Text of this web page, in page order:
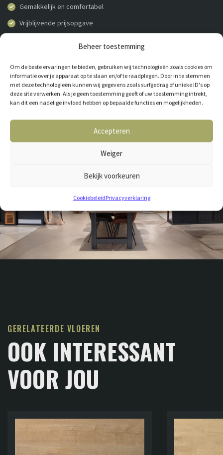
Beheer toestemming
Om de beste ervaringen te bieden, gebruiken wij technologieën zoals cookies om
informatie over je apparaat op te slaan en/of te raadplegen. Door in te stemmen
met deze technologieën kunnen wij gegevens zoals surfgedrag of unieke ID's op
deze site verwerken. Als je geen toestemming geeft of uw toestemming intrekt,
kan dit een nadelige invloed hebben op bepaalde functies en mogelijkheden.
Accepteren
Weiger
Bekijk voorkeuren
CookiebeleidPrivacyverklaring
Gemakkelijk en comfortabel
Vrijblijvende prijsopgave
GERELATEERDE VLOEREN
OOK INTERESSANT
VOOR JOU